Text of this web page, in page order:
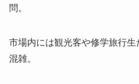
問。
市場内には観光客や修学旅行生
混雑。